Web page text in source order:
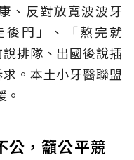
、反對放寬波波牙
門」、「熬完就
排隊、出國後說插
。本土小牙醫聯盟
公，籲公平競